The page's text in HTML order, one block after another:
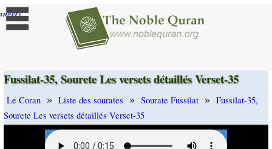
]
Fussilat-35, Sourete Les versets détaillés Verset-35
Le Coran » Liste des sourates » Sourate Fussilat » Fussilat-35,
Sourete Les versets détaillés Verset-35